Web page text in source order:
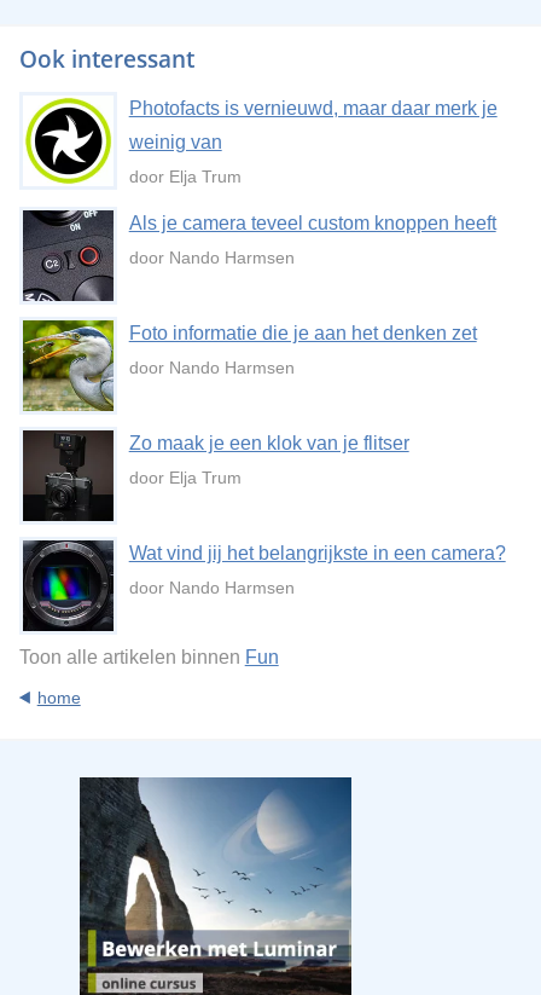
Ook interessant
Photofacts is vernieuwd, maar daar merk je
weinig van
door Elja Trum
Als je camera teveel custom knoppen heeft
door Nando Harmsen
Foto informatie die je aan het denken zet
door Nando Harmsen
Zo maak je een klok van je flitser
door Elja Trum
Wat vind jij het belangrijkste in een camera?
door Nando Harmsen
Toon alle artikelen binnen Fun
home